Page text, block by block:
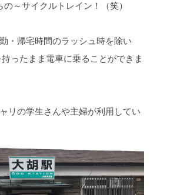
の～サイクルトレイン！（笑）
・帰宅時間のラッシュ時を除い
持ったまま電車に乗ることができま
リの学生さんや主婦が利用してい